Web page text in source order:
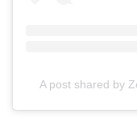
A post shared by